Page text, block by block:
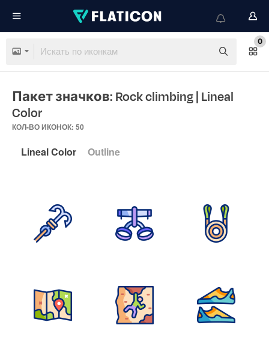
0
Пакет значков: Rock climbing| Lineal
Color
КОЛ-ВО ИКОНОК: 50
Lineal Color Outline